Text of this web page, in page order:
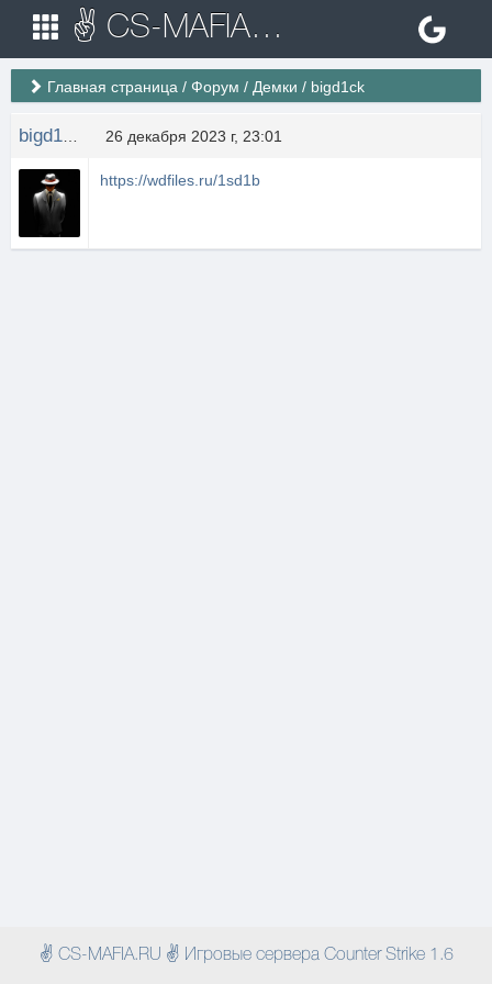
✌ CS-MAFIA.RU ✌ Игровые сервера Counter Strike 1.6
Главная страница / Форум / Демки / bigd1ck
26 декабря 2023 г, 23:01
https://wdfiles.ru/1sd1b
✌ CS-MAFIA.RU ✌ Игровые сервера Counter Strike 1.6